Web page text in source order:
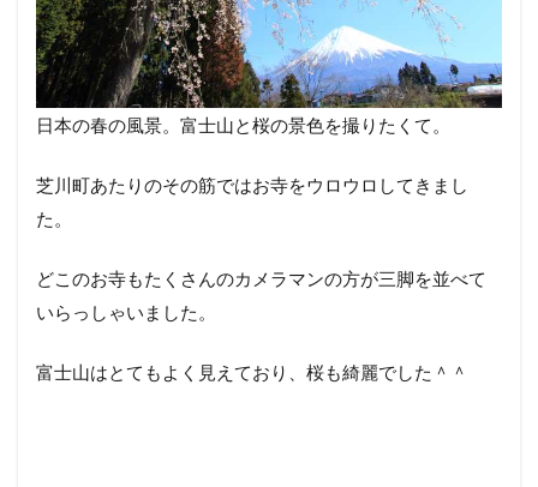
日本の春の風景。富士山と桜の景色を撮りたくて。
芝川町あたりのその筋ではお寺をウロウロしてきまし
た。
どこのお寺もたくさんのカメラマンの方が三脚を並べて
いらっしゃいました。
富士山はとてもよく見えており、桜も綺麗でした＾＾